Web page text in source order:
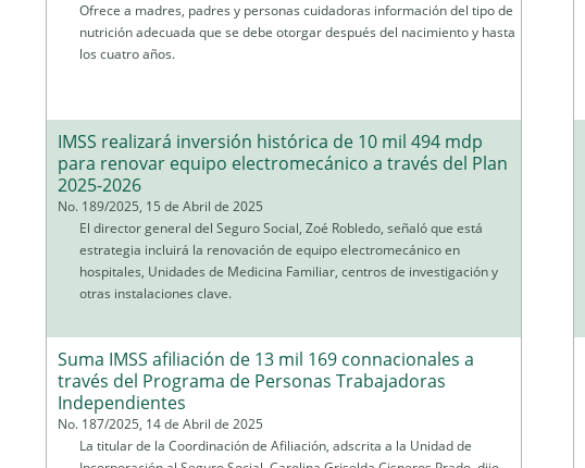
Ofrece a madres, padres y personas cuidadoras información del tipo de
nutrición adecuada que se debe otorgar después del nacimiento y hasta
los cuatro años.
IMSS realizará inversión histórica de 10 mil 494 mdp
para renovar equipo electromecánico a través del Plan
2025-2026
No. 189/2025, 15 de Abril de 2025
El director general del Seguro Social, Zoé Robledo, señaló que está
estrategia incluirá la renovación de equipo electromecánico en
hospitales, Unidades de Medicina Familiar, centros de investigación y
otras instalaciones clave.
Suma IMSS afiliación de 13 mil 169 connacionales a
través del Programa de Personas Trabajadoras
Independientes
No. 187/2025, 14 de Abril de 2025
La titular de la Coordinación de Afiliación, adscrita a la Unidad de